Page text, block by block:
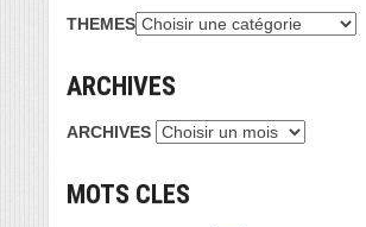
THEMES
ARCHIVES
ARCHIVES
MOTS CLES